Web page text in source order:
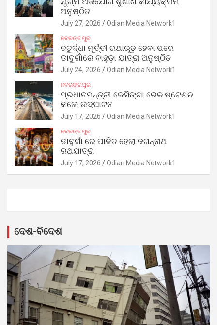
ଅନୁଷ୍ଠିତ
July 27, 2026 Odian Media Network1
ନବରଙ୍ଗପୁର
ଚତୁର୍ଦ୍ଧା ମୂର୍ତ୍ତୀ ରଥାରୂଢ଼ ହେବା ପରେ
ଡାବୁଗାଁରେ ବାହୁଡ଼ା ଯାତ୍ରା ଅନୁଷ୍ଠିତ
July 24, 2026 Odian Media Network1
ନବରଙ୍ଗପୁର
ପ୍ରଧାନମନ୍ତ୍ରୀ କେସିଙ୍ଗା ରେଳ ଷ୍ଟେଶନ
କଲେ ଉଦ୍‌ଘାଟନ
July 17, 2026 Odian Media Network1
ନବରଙ୍ଗପୁର
ଡାବୁଗାଁ ରେ ପାଳିତ ହେଲା ଜଗନ୍ନାଥ
ରଥଯାତ୍ରା
July 17, 2026 Odian Media Network1
ଦେଶ-ବିଦେଶ